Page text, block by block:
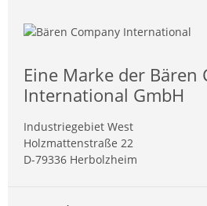
Eine Marke der Bären
International GmbH
Industriegebiet West
Holzmattenstraße 22
D-79336 Herbolzheim